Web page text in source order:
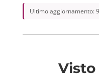
Ultimo aggiornamento: